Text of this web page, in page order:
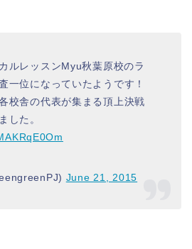
ルレッスンMyu秋葉原校のラ
一位になっていたようです！
校舎の代表が集まる頂上決戦
した。
June 21, 2015